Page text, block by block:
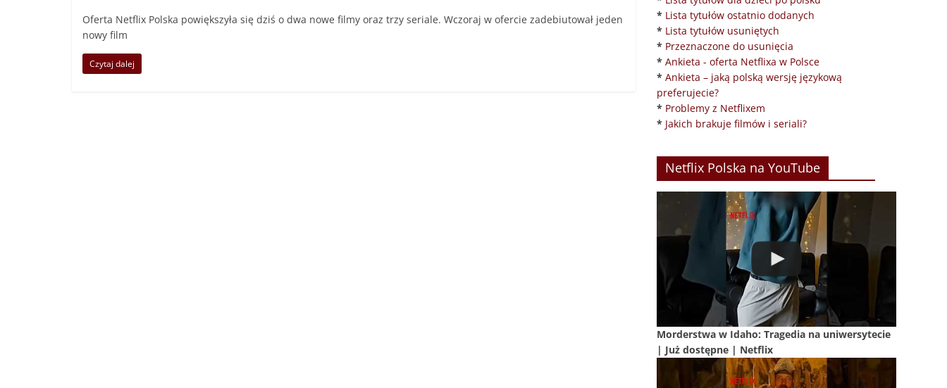
Oferta Netflix Polska powiększyła się dziś o dwa nowe filmy oraz trzy seriale. Wczoraj w ofercie zadebiutował jeden
nowy film
Czytaj dalej
* Lista tytułów ostatnio dodanych
* Lista tytułów usuniętych
* Przeznaczone do usunięcia
* Ankieta - oferta Netflixa w Polsce
* Ankieta – jaką polską wersję językową
preferujecie?
* Problemy z Netflixem
* Jakich brakuje filmów i seriali?
Netflix Polska na YouTube
Morderstwa w Idaho: Tragedia na uniwersytecie
| Już dostępne | Netflix